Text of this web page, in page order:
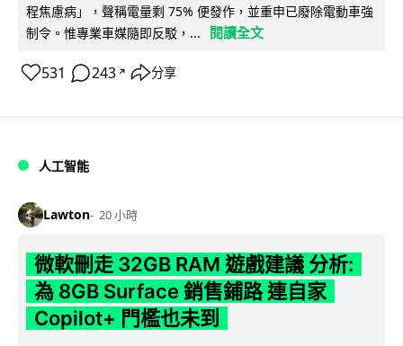
程焦慮病」，聲稱電量剩 75% 便發作，並重申已廢除電動車強
制令。惟專業車媒隨即反駁，...
閱讀全文
531 243 ↗ 分享
人工智能
Lawton 20 小時
微軟刪走 32GB RAM 遊戲建議 分析:
為 8GB Surface 銷售鋪路 連自家
Copilot+ 門檻也未到